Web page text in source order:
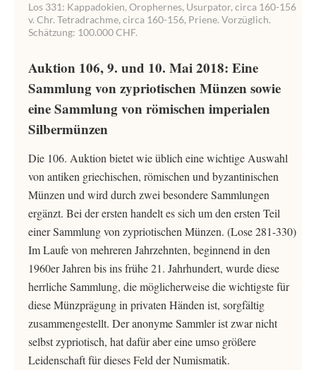
Los 331: Kappadokien, Orophernes, Usurpator, circa 160-156
v. Chr. Tetradrachme, circa 160-156, Priene. Vorzüglich.
Schätzung: 100.000 CHF.
Auktion 106, 9. und 10. Mai 2018: Eine
Sammlung von zypriotischen Münzen sowie
eine Sammlung von römischen imperialen
Silbermünzen
Die 106. Auktion bietet wie üblich eine wichtige Auswahl
von antiken griechischen, römischen und byzantinischen
Münzen und wird durch zwei besondere Sammlungen
ergänzt. Bei der ersten handelt es sich um den ersten Teil
einer Sammlung von zypriotischen Münzen. (Lose 281-330)
Im Laufe von mehreren Jahrzehnten, beginnend in den
1960er Jahren bis ins frühe 21. Jahrhundert, wurde diese
herrliche Sammlung, die möglicherweise die wichtigste für
diese Münzprägung in privaten Händen ist, sorgfältig
zusammengestellt. Der anonyme Sammler ist zwar nicht
selbst zypriotisch, hat dafür aber eine umso größere
Leidenschaft für dieses Feld der Numismatik.